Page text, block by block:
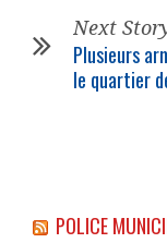
Next
Plusieurs
le quartier
POLICE